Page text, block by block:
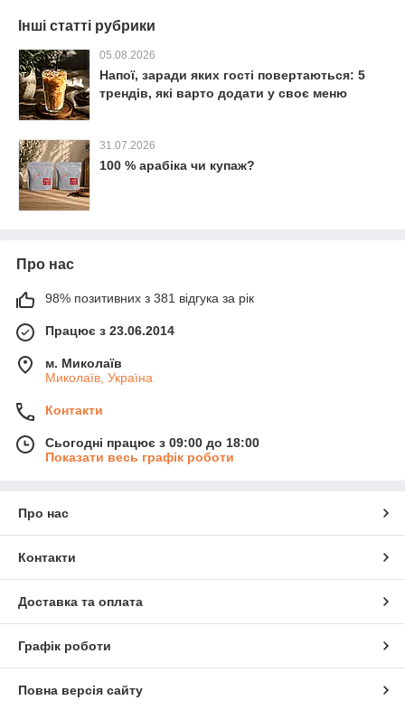
Інші статті рубрики
05.08.2026
Напої, заради яких гості повертаються: 5
трендів, які варто додати у своє меню
31.07.2026
100 % арабіка чи купаж?
Про нас
98% позитивних з 381 відгука за рік
Працює з 23.06.2014
м. Миколаїв
Миколаїв, Україна
Контакти
Сьогодні працює з 09:00 до 18:00
Показати весь графік роботи
Про нас
Контакти
Доставка та оплата
Графік роботи
Повна версія сайту